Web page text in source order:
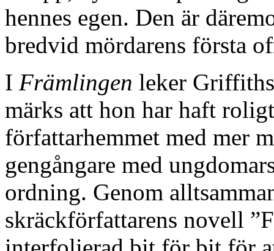
hennes egen. Den är
bredvid mördarens första
I Främlingen leker
märks att hon har haft
författarhemmet med mer
gengångare med
ordning. Genom
skräckförfattarens novell